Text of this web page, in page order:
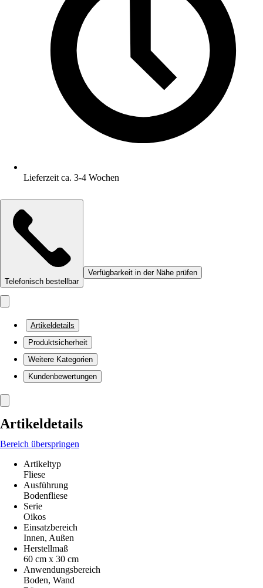
Lieferzeit ca. 3-4 Wochen
Telefonisch bestellbar
Verfügbarkeit in der Nähe prüfen
Artikeldetails
Produktsicherheit
Weitere Kategorien
Kundenbewertungen
Artikeldetails
Bereich überspringen
Artikeltyp
Fliese
Ausführung
Bodenfliese
Serie
Oikos
Einsatzbereich
Innen, Außen
Herstellmaß
60 cm x 30 cm
Anwendungsbereich
Boden, Wand